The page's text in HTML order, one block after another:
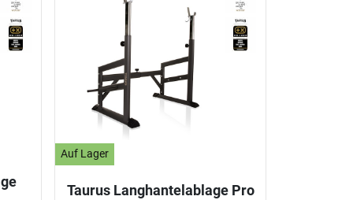
Auf Lager
Taurus Langhantelablage Pro